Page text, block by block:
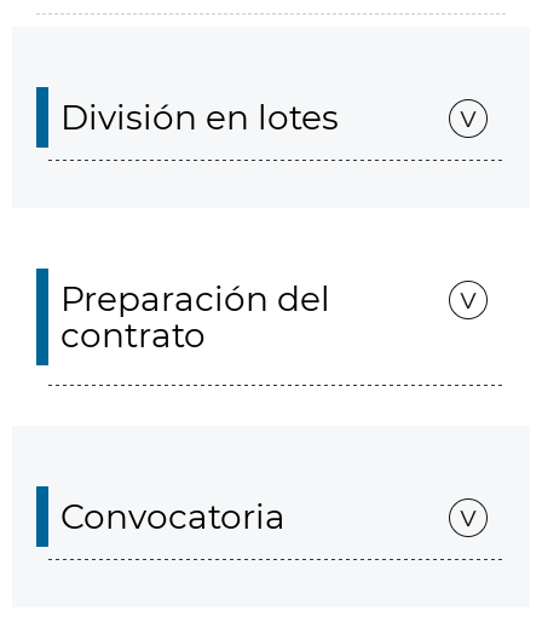
División en lotes
Preparación del
contrato
Convocatoria